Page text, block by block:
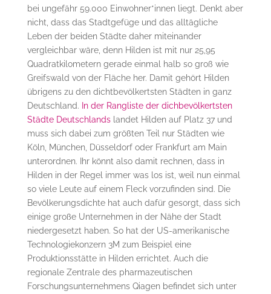
bei ungefähr 59.000 Einwohner*innen liegt. Denkt aber
nicht, dass das Stadtgefüge und das alltägliche
Leben der beiden Städte daher miteinander
vergleichbar wäre, denn Hilden ist mit nur 25,95
Quadratkilometern gerade einmal halb so groß wie
Greifswald von der Fläche her. Damit gehört Hilden
übrigens zu den dichtbevölkertsten Städten in ganz
Deutschland. In der Rangliste der dichbevölkertsten
Städte Deutschlandslandet Hilden auf Platz 37 und
muss sich dabei zum größten Teil nur Städten wie
Köln, München, Düsseldorf oder Frankfurt am Main
unterordnen. Ihr könnt also damit rechnen, dass in
Hilden in der Regel immer was los ist, weil nun einmal
so viele Leute auf einem Fleck vorzufinden sind. Die
Bevölkerungsdichte hat auch dafür gesorgt, dass sich
einige große Unternehmen in der Nähe der Stadt
niedergesetzt haben. So hat der US-amerikanische
Technologiekonzern 3M zum Beispiel eine
Produktionsstätte in Hilden errichtet. Auch die
regionale Zentrale des pharmazeutischen
Forschungsunternehmens Qiagen befindet sich unter